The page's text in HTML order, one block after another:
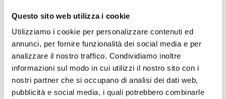
Questo sito web utilizza i cookie
Utilizziamo i cookie per personalizzare contenuti ed
annunci, per fornire funzionalità dei social media e per
analizzare il nostro traffico. Condividiamo inoltre
informazioni sul modo in cui utilizzi il nostro sito con i
nostri partner che si occupano di analisi dei dati web,
pubblicità e social media, i quali potrebbero combinarle